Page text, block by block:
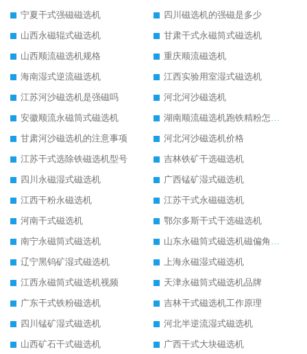
宁夏干式强磁磁选机
四川磁选机的强磁是多少
山西永磁辊式磁选机
甘肃干式永磁筒式磁选机
山西顺流磁选机规格
重庆顺流磁选机
海南湿式逆流磁选机
江西实验用室湿式磁选机
江苏河沙磁选机是强磁吗
河北河沙磁选机
安徽顺流永磁筒式磁选机
甘肃河沙磁选机的注意事项
河北河沙磁选机价格
江苏干式选除铁磁选机型号
吉林铁矿干选磁选机
四川永磁湿式磁选机
广西锰矿湿式磁选机
江西干粉永磁选机
江苏干式永磁磁选机
河南干式磁选机
鄂尔多斯干式干选磁选机
南宁永磁筒式磁选机
辽宁黑钨矿湿式磁选机
上海永磁湿式磁选机
江西永磁筒式磁选机视频
天津永磁筒式磁选机品牌
广东干式铁粉磁选机
吉林干式磁选机工作原理
四川锰矿湿式磁选机
河北半逆流湿式磁选机
山西矿石干式磁选机
广西干式大块磁选机